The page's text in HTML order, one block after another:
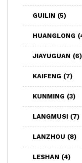
GUILIN (5)
HUANGLONG
JIAYUGUAN (6)
KAIFENG (7)
KUNMING (3)
LANGMUSI (7)
LANZHOU (8)
LESHAN (4)